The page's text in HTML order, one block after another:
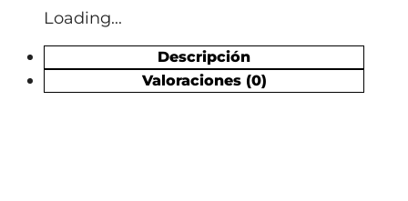
Loading...
Descripción
Valoraciones (0)